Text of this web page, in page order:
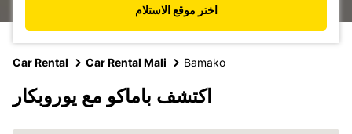
اختر موقع الاستلام
Car Rental Car Rental Mali Bamako
اكتشف باماكو مع يوروبكار